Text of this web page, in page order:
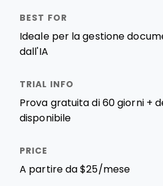
Ideale per la gestione
dall'IA
Prova gratuita di 60 giorni +
disponibile
A partire da $25/mese